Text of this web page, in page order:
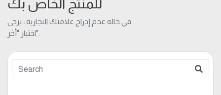
للمنتج الخاص بك
في حالة عدم إدراج علامتك التجارية ، يرجى
اختيار "أخر".